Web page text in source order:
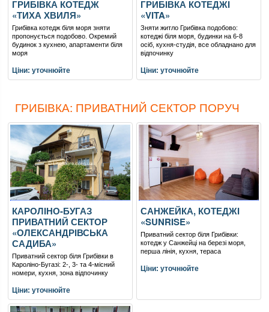
ГРИБІВКА КОТЕДЖ
«ТИХА ХВИЛЯ»
Грибівка котедж біля моря зняти
пропонується подобово. Окремий
будинок з кухнею, апартаменти біля
моря
Ціни: уточнюйте
ГРИБІВКА КОТЕДЖІ
«VITA»
Зняти житло Грибівка подобово:
котеджі біля моря, будинки на 6-8
осіб, кухня-студія, все обладнано для
відпочинку
Ціни: уточнюйте
ГРИБІВКА: ПРИВАТНИЙ СЕКТОР ПОРУЧ
КАРОЛІНО-БУГАЗ
ПРИВАТНИЙ СЕКТОР
«ОЛЕКСАНДРІВСЬКА
САДИБА»
Приватний сектор біля Грибівки в
Кароліно-Бугазі: 2-, 3- та 4-місний
номери, кухня, зона відпочинку
Ціни: уточнюйте
САНЖЕЙКА, КОТЕДЖІ
«SUNRISE»
Приватний сектор біля Грибівки:
котедж у Санжейці на березі моря,
перша лінія, кухня, тераса
Ціни: уточнюйте